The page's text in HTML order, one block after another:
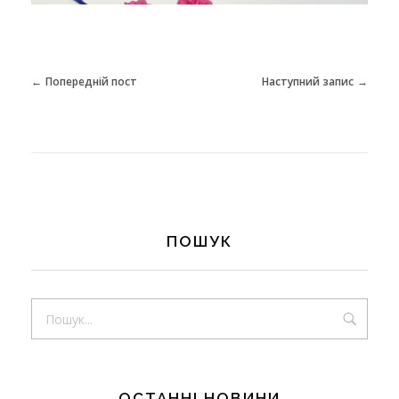
п
Попередній пост Наступний запис
ПОШУК